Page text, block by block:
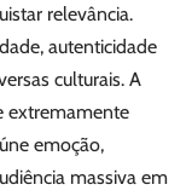
relevância.
autenticidade
culturais. A
extremamente
emoção,
massiva em